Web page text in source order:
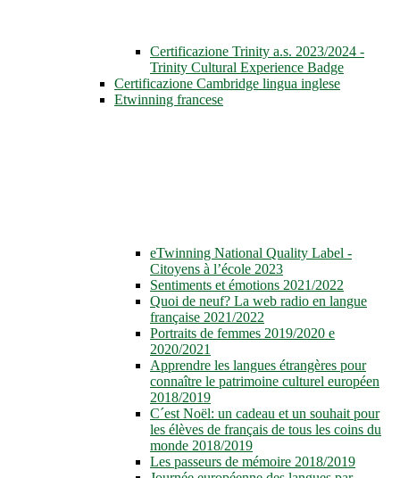
Certificazione Trinity a.s. 2023/2024 -
Trinity Cultural Experience Badge
Certificazione Cambridge lingua inglese
Etwinning francese
eTwinning National Quality Label -
Citoyens à l’école 2023
Sentiments et émotions 2021/2022
Quoi de neuf? La web radio en langue
française 2021/2022
Portraits de femmes 2019/2020 e
2020/2021
Apprendre les langues étrangères pour
connaître le patrimoine culturel européen
2018/2019
C´est Noël: un cadeau et un souhait pour
les élèves de français de tous les coins du
monde 2018/2019
Les passeurs de mémoire 2018/2019